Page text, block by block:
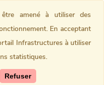
amené à utiliser des
En acceptant
Infrastructures à utiliser
statistiques.
Refuser